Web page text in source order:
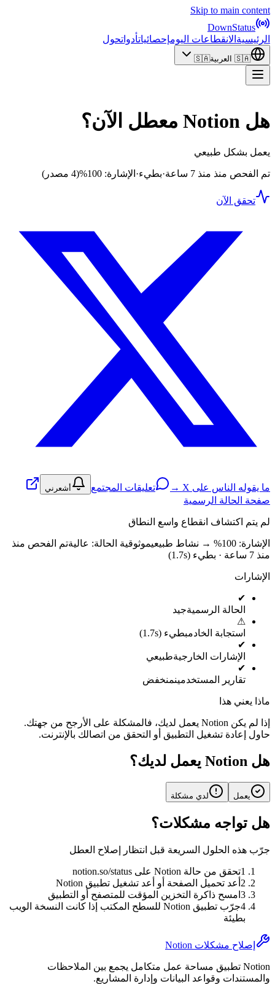
Skip to main content
DownStatus
الرئيسية الانقطاعات اليومإحصائياتأدواتحول
🇸🇦 العربية🇸🇦
هل Notion معطل الآن؟
يعمل بشكل طبيعي
تم الفحص منذ منذ 7 ساعة ·بطيء· الإشارة: 100% (4 مصدر)
تحقق الآن
ما يقوله الناس على X → تعليقات المجتمع أشعرني
صفحة الحالة الرسمية
لم يتم اكتشاف انقطاع واسع النطاق
الإشارة: 100% → نشاط طبيعيموثوقية الحالة: عاليةتم الفحص منذ
منذ 7 ساعة · بطيء (1.7s)
الإشارات
✔
الحالة الرسميةجيد
⚠
استجابة الخادمبطيء (1.7s)
✔
الإشارات الخارجيةطبيعي
✔
تقارير المستخدمينمنخفض
ماذا يعني هذا
إذا لم يكن Notion يعمل لديك، فالمشكلة على الأرجح من جهتك.
حاول إعادة تشغيل التطبيق أو التحقق من اتصالك بالإنترنت.
هل Notion يعمل لديك؟
يعمل لدي مشكلة
هل تواجه مشكلات؟
جرّب هذه الحلول السريعة قبل انتظار إصلاح العطل
1تحقق من حالة Notion على notion.so/status
2 أعد تحميل الصفحة أو أعد تشغيل تطبيق Notion
3 امسح ذاكرة التخزين المؤقت للمتصفح أو التطبيق
4
جرّب تطبيق Notion للسطح المكتب إذا كانت النسخة الويب
بطيئة
إصلاح مشكلات Notion
Notion تطبيق مساحة عمل متكامل يجمع بين الملاحظات
والمستندات وقواعد البيانات وإدارة المشاريع.